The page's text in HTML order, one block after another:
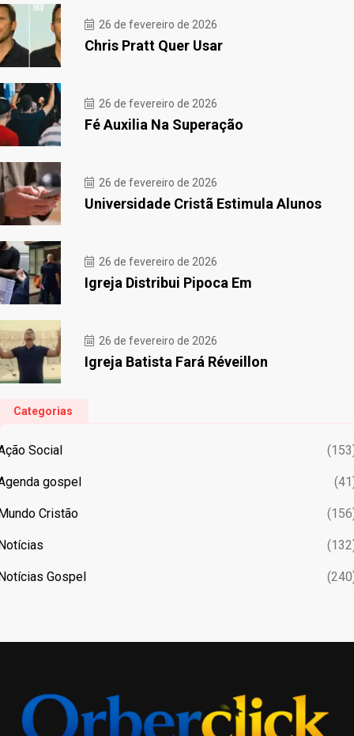
26 de fevereiro de 2026
Chris Pratt Quer Usar
26 de fevereiro de 2026
Fé Auxilia Na Superação
26 de fevereiro de 2026
Universidade Cristã Estimula Alunos
26 de fevereiro de 2026
Igreja Distribui Pipoca Em
26 de fevereiro de 2026
Igreja Batista Fará Réveillon
Categorias
Social
gospel
Cristão
Gospel